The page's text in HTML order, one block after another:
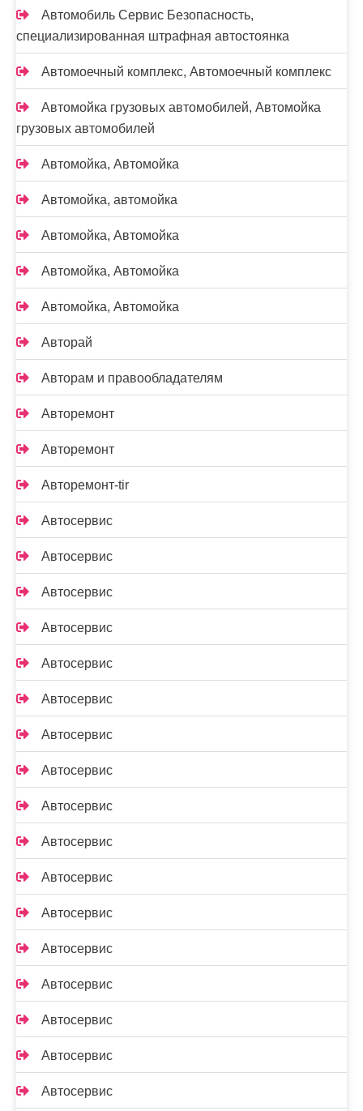
Автомобиль Сервис Безопасность,
специализированная штрафная автостоянка
Автомоечный комплекс, Автомоечный комплекс
Автомойка грузовых автомобилей, Автомойка
грузовых автомобилей
Автомойка, Автомойка
Автомойка, автомойка
Автомойка, Автомойка
Автомойка, Автомойка
Автомойка, Автомойка
Авторай
Авторам и правообладателям
Авторемонт
Авторемонт
Авторемонт-tir
Автосервис
Автосервис
Автосервис
Автосервис
Автосервис
Автосервис
Автосервис
Автосервис
Автосервис
Автосервис
Автосервис
Автосервис
Автосервис
Автосервис
Автосервис
Автосервис
Автосервис